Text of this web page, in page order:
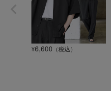
¥6,600 （税込）